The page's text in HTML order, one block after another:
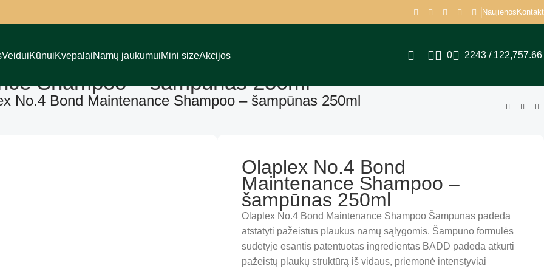
Naujienos
VeiduiKūnuiKvepalaiNamų jaukumuiMini sizeAkcijos 0 2243 / 122,757.66
Shampoo – šampūnas 250ml
No.4 Bond Maintenance Shampoo – šampūnas 250ml
Olaplex No.4 Bond
Maintenance Shampoo –
šampūnas 250ml
Olaplex No.4 Bond Maintenance Shampoo Šampūnas padeda
atstatyti pažeistus plaukus namų sąlygomis. Šampūno formulės
sudėtyje esantis patentuotas ingredientas BADD padeda atkurti
pažeistų plaukų struktūrą iš vidaus, priemonė intenstyviai